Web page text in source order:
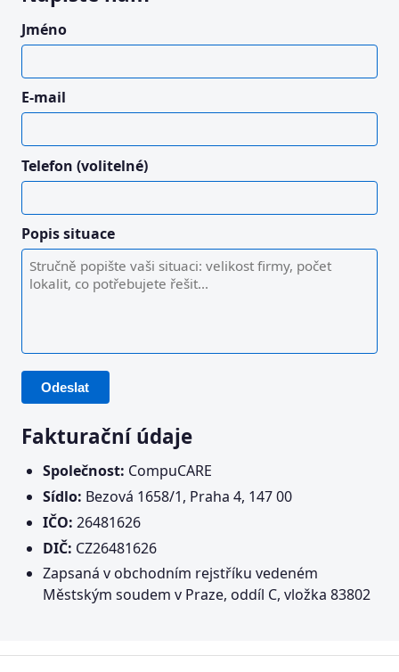
Jméno
E-mail
Telefon (volitelné)
Popis situace
Odeslat
Fakturační údaje
Společnost: CompuCARE
Sídlo: Bezová 1658/1, Praha 4, 147 00
IČO: 26481626
DIČ: CZ26481626
Zapsaná v obchodním rejstříku vedeném
Městským soudem v Praze, oddíl C, vložka 83802